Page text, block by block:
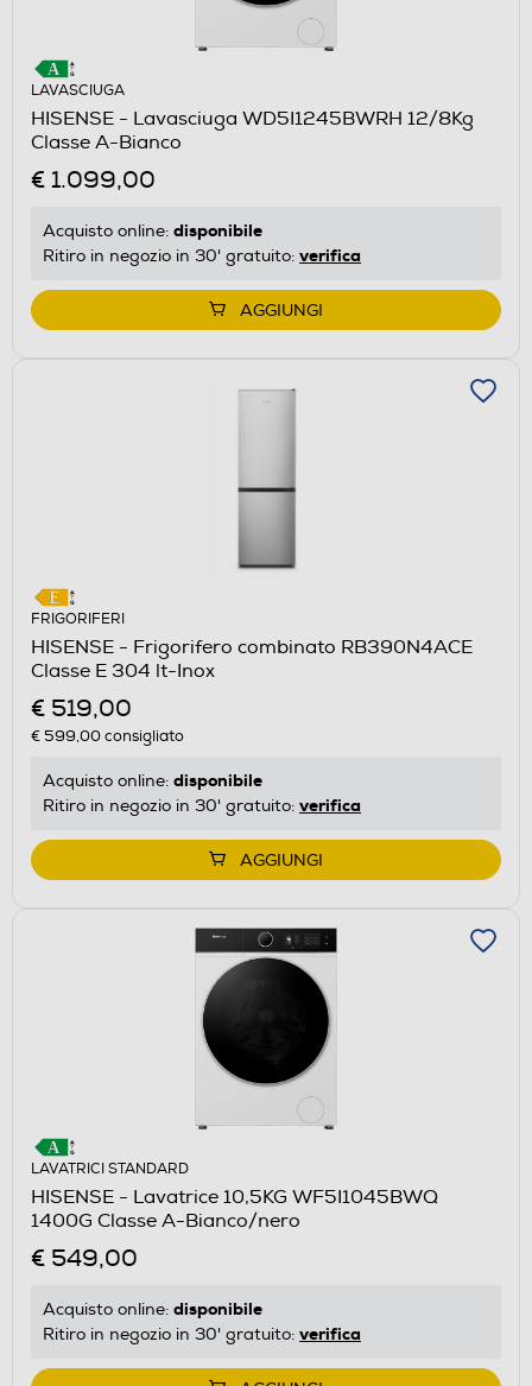
LAVASCIUGA
HISENSE - Lavasciuga WD5I1245BWRH 12/8Kg
Classe A-Bianco
€ 1.099,00
Acquisto online: disponibile
Ritiro in negozio in 30' gratuito: verifica
AGGIUNGI
FRIGORIFERI
HISENSE - Frigorifero combinato RB390N4ACE
Classe E 304 lt-Inox
€ 519,00
€ 599,00consigliato
Acquisto online: disponibile
Ritiro in negozio in 30' gratuito: verifica
AGGIUNGI
LAVATRICI STANDARD
HISENSE - Lavatrice 10,5KG WF5I1045BWQ
1400G Classe A-Bianco/nero
€ 549,00
Acquisto online: disponibile
Ritiro in negozio in 30' gratuito: verifica